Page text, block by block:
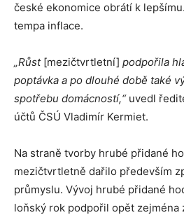
české ekonomice obrátí k
tempa inflace.
„Růst [mezičtvrtletní] podpořila
poptávka a po dlouhé době také
spotřebu domácností,“ uvedl
účtů ČSÚ Vladimír Kermiet.
Na straně tvorby hrubé přidané
mezičtvrtletně dařilo především
průmyslu. Vývoj hrubé přidané
loňský rok podpořil opět zejména